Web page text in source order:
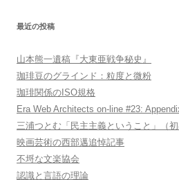
最近の投稿
山本熊一遺稿『大東亜戦争秘史』
珈琲豆のグラインド：粒度と微粉
珈琲関係のISO規格
Era Web Architects on-line #23:
三浦つとむ「民主主義ということ」（初
映画芸術の西部邁追悼記事
不埒な文楽協会
認識と言語の理論